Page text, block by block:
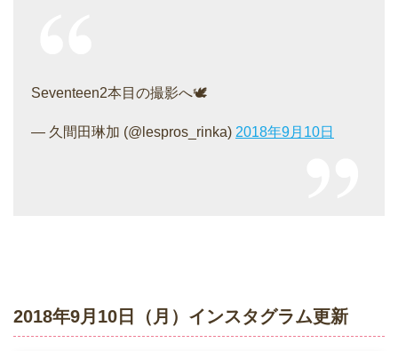
Seventeen2本目の撮影へ🕊
— 久間田琳加 (@lespros_rinka) 2018年9月10日
2018年9月10日（月）インスタグラム更新